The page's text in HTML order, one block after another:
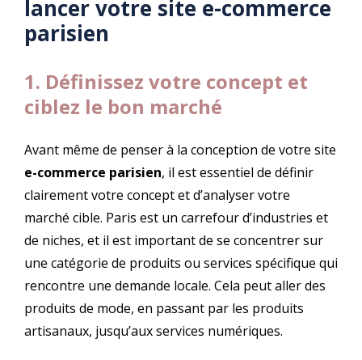
lancer votre site e-commerce
parisien
1. Définissez votre concept et
ciblez le bon marché
Avant même de penser à la conception de votre site
e-commerce parisien, il est essentiel de définir
clairement votre concept et d’analyser votre
marché cible. Paris est un carrefour d’industries et
de niches, et il est important de se concentrer sur
une catégorie de produits ou services spécifique qui
rencontre une demande locale. Cela peut aller des
produits de mode, en passant par les produits
artisanaux, jusqu’aux services numériques.